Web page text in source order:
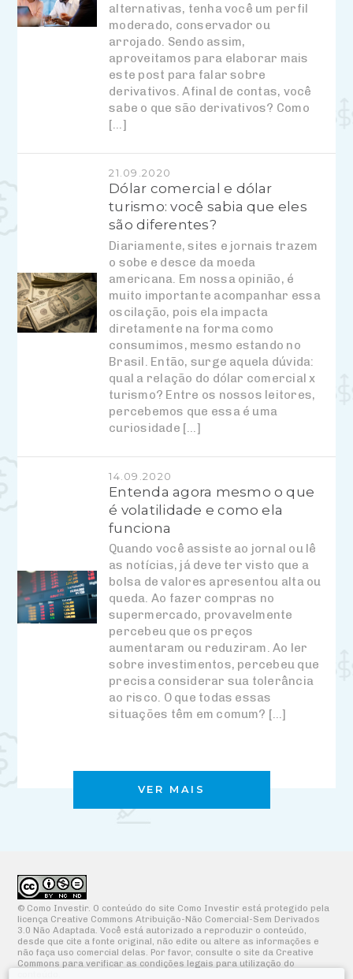
alternativas, tenha você um perfil
moderado, conservador ou
arrojado. Sendo assim,
aproveitamos para elaborar mais
este post para falar sobre
derivativos. Afinal de contas, você
sabe o que são derivativos? Como
[…]
21.09.2020
Dólar comercial e dólar
turismo: você sabia que eles
são diferentes?
Diariamente, sites e jornais trazem
o sobe e desce da moeda
americana. Em nossa opinião, é
muito importante acompanhar essa
oscilação, pois ela impacta
diretamente na forma como
consumimos, mesmo estando no
Brasil. Então, surge aquela dúvida:
qual a relação do dólar comercial x
turismo? Entre os nossos leitores,
percebemos que essa é uma
curiosidade […]
14.09.2020
Entenda agora mesmo o que
é volatilidade e como ela
funciona
Quando você assiste ao jornal ou lê
as notícias, já deve ter visto que a
bolsa de valores apresentou alta ou
queda. Ao fazer compras no
supermercado, provavelmente
percebeu que os preços
aumentaram ou reduziram. Ao ler
sobre investimentos, percebeu que
precisa considerar sua tolerância
ao risco. O que todas essas
situações têm em comum? […]
VER MAIS
© Como Investir. O conteúdo do site Como Investir está protegido pela
licença Creative Commons Atribuição-Não Comercial-Sem Derivados
3.0 Não Adaptada. Você está autorizado a reproduzir o conteúdo,
desde que cite a fonte original, não edite ou altere as informações e
não faça uso comercial delas. Por favor, consulte o site da Creative
Commons para verificar as condições legais para utilização do